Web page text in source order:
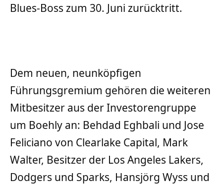
Blues-Boss zum 30. Juni zurücktritt.
Dem neuen, neunköpfigen
Führungsgremium gehören die weiteren
Mitbesitzer aus der Investorengruppe
um Boehly an: Behdad Eghbali und Jose
Feliciano von Clearlake Capital, Mark
Walter, Besitzer der Los Angeles Lakers,
Dodgers und Sparks, Hansjörg Wyss und